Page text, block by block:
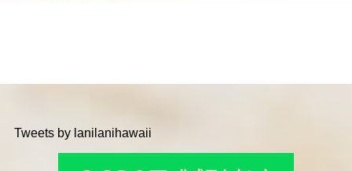
Tweets by lanilanihawaii